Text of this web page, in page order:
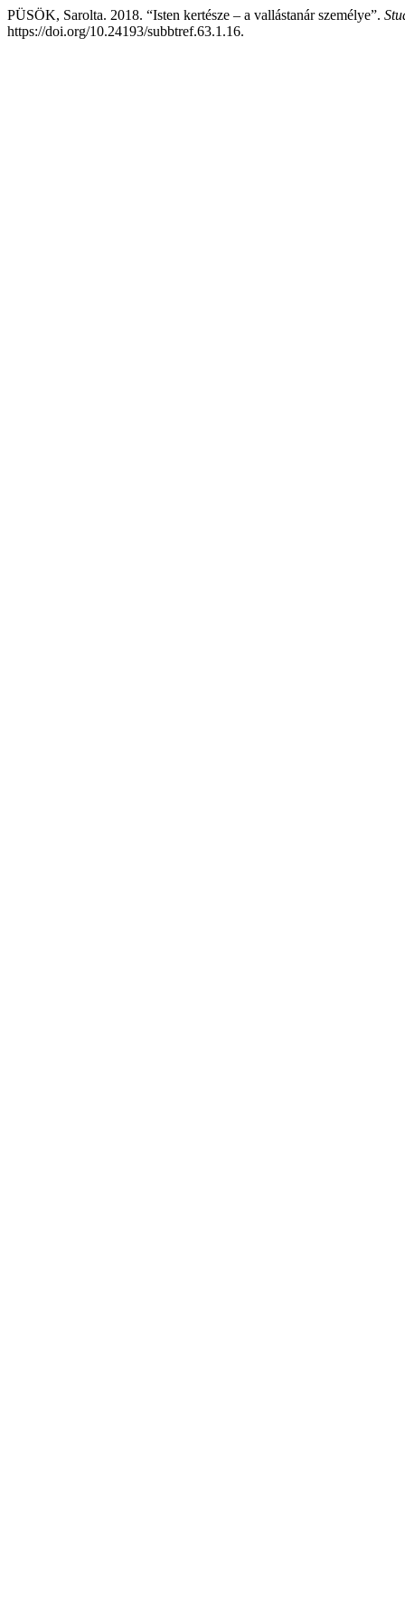
PÜSÖK, Sarolta. 2018. “Isten kertésze – a vallástanár személye”.
https://doi.org/10.24193/subbtref.63.1.16.